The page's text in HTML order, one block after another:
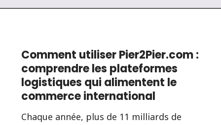
Comment utiliser Pier2Pier.com :
comprendre les plateformes
logistiques qui alimentent le
commerce international
Chaque année, plus de 11 milliards de